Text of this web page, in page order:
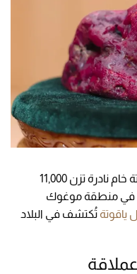
عثر عمال مناجم في ميانمار على ياقوتة خام نادرة تزن 11,000
نحو 2.2 كيلوغرام، في منطقة موغوك
ياقوتة تُكتشف في البلاد